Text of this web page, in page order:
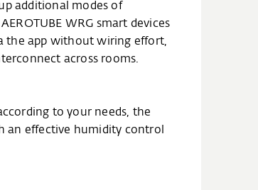
additional modes of
WRG smart devices
the app without wiring effort,
across rooms.
to your needs, the
an effective humidity control